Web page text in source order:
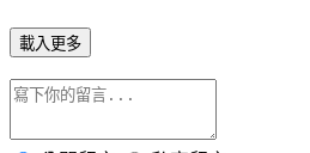
載入更多